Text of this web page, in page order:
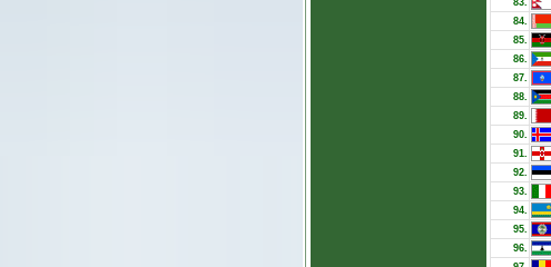
83.
84.
85.
86.
87.
88.
89.
90.
91.
92.
93.
94.
95.
96.